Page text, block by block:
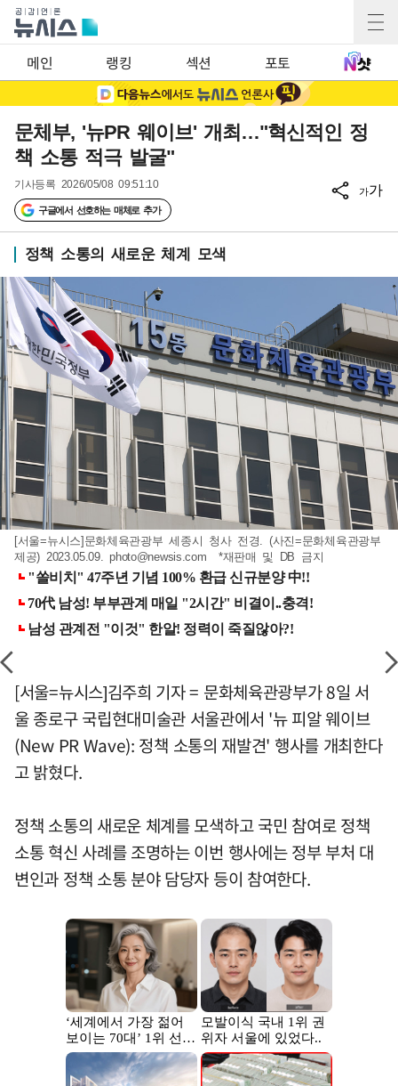
메인 랭킹 섹션 포토
문체부, '뉴PR 웨이브' 개최…"혁신적인 정
책 소통 적극 발굴"
기사등록 2026/05/08 09:51:10
구글에서 선호하는 매체로 추가
가가
정책 소통의 새로운 체계 모색
[서울=뉴시스]문화체육관광부 세종시 청사 전경. (사진=문화체육관광부
제공) 2023.05.09.photo@newsis.com *재판매 및 DB 금지
[서울=뉴시스]김주희 기자 = 문화체육관광부가 8일 서
울 종로구 국립현대미술관 서울관에서 '뉴 피알 웨이브
(New PR Wave): 정책 소통의 재발견' 행사를 개최한다
고 밝혔다.
정책 소통의 새로운 체계를 모색하고 국민 참여로 정책
소통 혁신 사례를 조명하는 이번 행사에는 정부 부처 대
변인과 정책 소통 분야 담당자 등이 참여한다.